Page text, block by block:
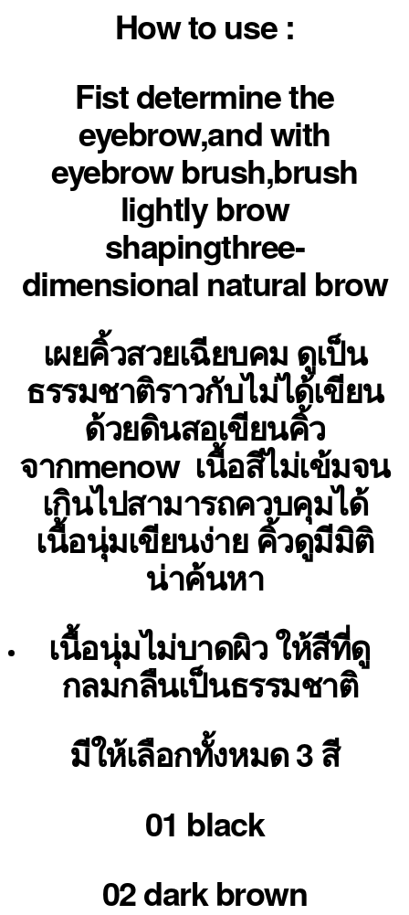
How to use :
Fist determine the
eyebrow,and with
eyebrow brush,brush
lightly brow
shapingthree-
dimensional natural brow
เผยคิ้วสวยเฉียบคม ดูเป็น
ธรรมชาติราวกับไม่ได้เขียน
ด้วยดินสอเขียนคิ้ว
จากmenow เนื้อสีไม่เข้มจน
เกินไปสามารถควบคุมได้
เนื้อนุ่มเขียนง่าย คิ้วดูมีมิติ
น่าค้นหา
เนื้อนุ่มไม่บาดผิว ให้สีที่ดู
กลมกลืนเป็นธรรมชาติ
มีให้เลือกทั้งหมด 3 สี
01 black
02 dark brown